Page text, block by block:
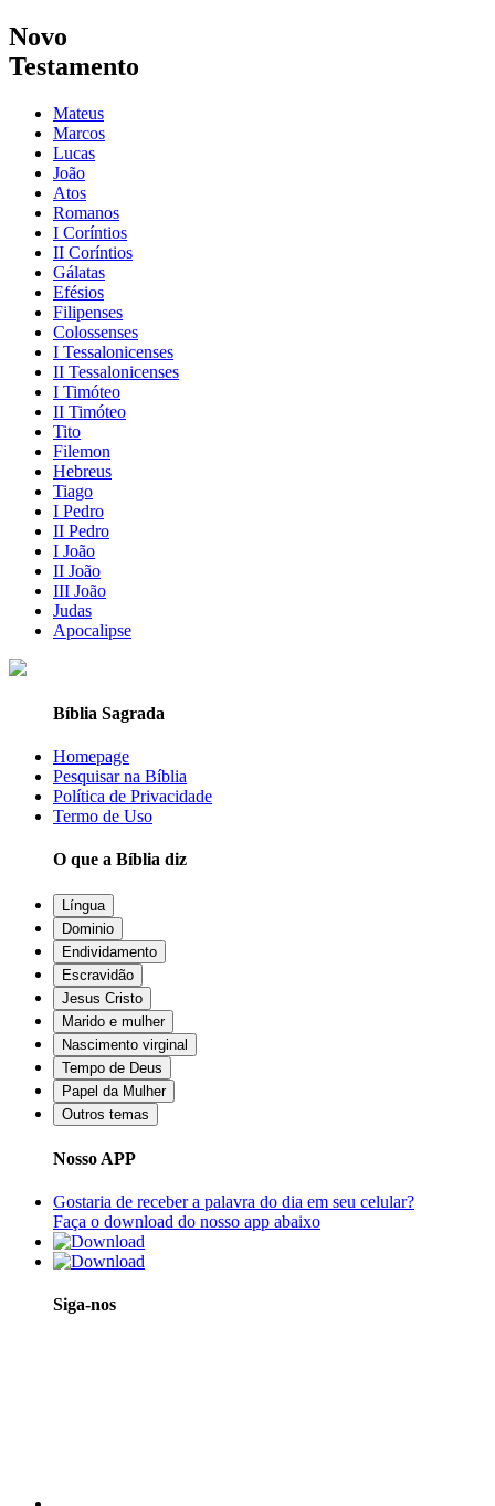
Novo
Testamento
Mateus
Marcos
Lucas
João
Atos
Romanos
I Coríntios
II Coríntios
Gálatas
Efésios
Filipenses
Colossenses
I Tessalonicenses
II Tessalonicenses
I Timóteo
II Timóteo
Tito
Filemon
Hebreus
Tiago
I Pedro
II Pedro
I João
II João
III João
Judas
Apocalipse
Bíblia Sagrada
Homepage
Pesquisar na Bíblia
Política de Privacidade
Termo de Uso
O que a Bíblia diz
Língua
Dominio
Endividamento
Escravidão
Jesus Cristo
Marido e mulher
Nascimento virginal
Tempo de Deus
Papel da Mulher
Outros temas
Nosso APP
Gostaria de receber a palavra do dia em seu celular?
Faça o download do nosso app abaixo
Siga-nos